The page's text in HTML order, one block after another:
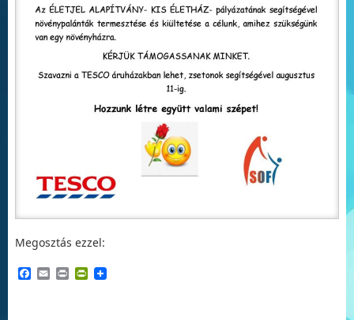
Megosztás ezzel:
Facebook
EmailPrintPrintFriendly